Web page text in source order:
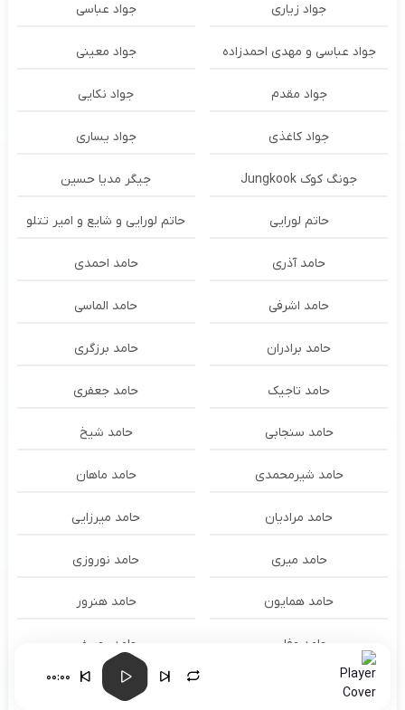
جواد زیاری جواد عباسی
جواد عباسی و مهدی احمدزاده جواد معینی
جواد مقدم جواد نکایی
جواد کاغذی جواد یساری
جونگ کوک Jungkook جیگر مدیا حسین
حاتم لورایی حاتم لورایی و شایع و امیر تتلو
حامد آذری حامد احمدی
حامد اشرفی حامد الماسی
حامد برادران حامد برزگری
حامد تاجیک حامد جعفری
حامد سنجابی حامد شیخ
حامد شیرمحمدی حامد ماهان
حامد مرادیان حامد میرزایی
حامد میری حامد نوروزی
حامد همایون حامد هنرور
حامد وفایی حامد یوسفی
حامیم
00:00